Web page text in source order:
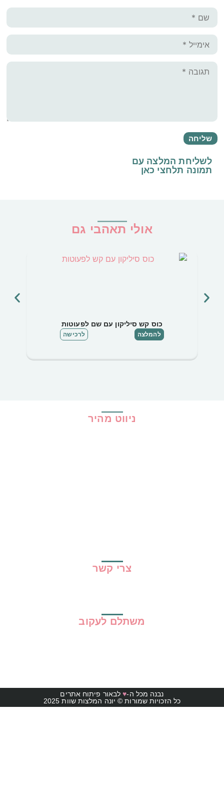
לשליחת המלצה עם
תמונה תלחצי כאן
אולי תאהבי גם
כוס קש סיליקון עם שם לפעוטות
להמלצה לרכישה
ניווט מהיר
צרי קשר
משתלם לעקוב
נבנה מכל ה-♥לבאור פיתוח אתרים
כל הזכויות שמורות © יונה המלצות שוות 2025